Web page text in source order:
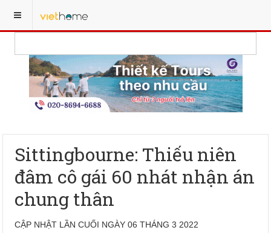
Sittingbourne: Thiếu niên
đâm cô gái 60 nhát nhận án
chung thân
CẬP NHẬT LẦN CUỐI NGÀY 06 THÁNG 3 2022